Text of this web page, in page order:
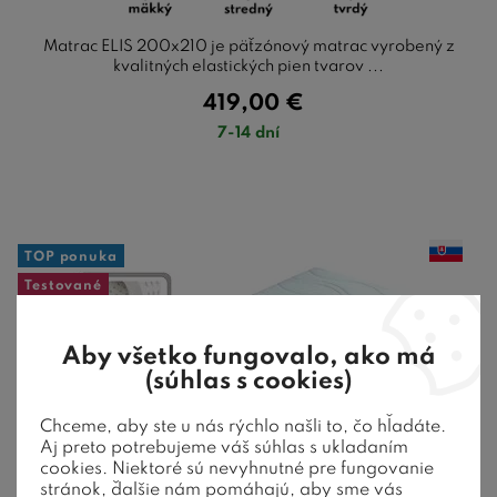
Matrac ELIS 200x210 je päťzónový matrac vyrobený z
kvalitných elastických pien tvarov ...
419,00 €
7-14 dní
TOP ponuka
Testované
Aby všetko fungovalo, ako má
(súhlas s cookies)
Chceme, aby ste u nás rýchlo našli to, čo hľadáte.
Aj preto potrebujeme váš súhlas s ukladaním
cookies. Niektoré sú nevyhnutné pre fungovanie
stránok, ďalšie nám pomáhajú, aby sme vás